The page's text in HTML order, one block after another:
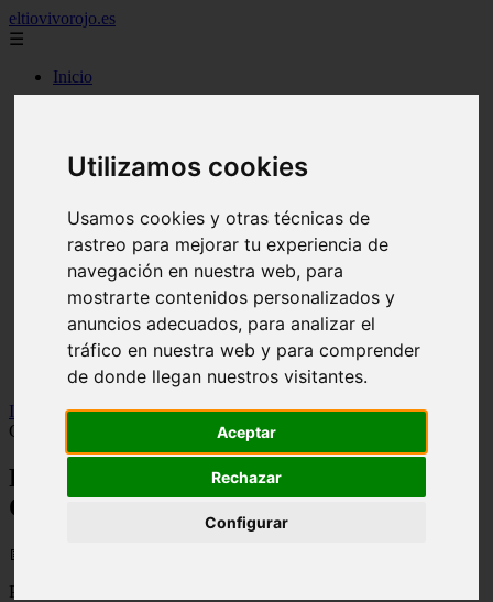
Utilizamos cookies
Usamos cookies y otras técnicas de
rastreo para mejorar tu experiencia de
navegación en nuestra web, para
mostrarte contenidos personalizados y
anuncios adecuados, para analizar el
tráfico en nuestra web y para comprender
de donde llegan nuestros visitantes.
Aceptar
Rechazar
Configurar
eltiovivorojo.es
☰
Inicio
argentina
carnes
espana
huevos
mariscos
otros
postres
reposteria
venezuela
verduras
Inicio
recetas >Recetas Cookeo: POLLO ASADO EN OLLA
COOKEO
Recetas Cookeo: POLLO ASADO EN
OLLA COOKEO
📅 13/05/2025
POLLO ASADO EN OLLA COOKEO